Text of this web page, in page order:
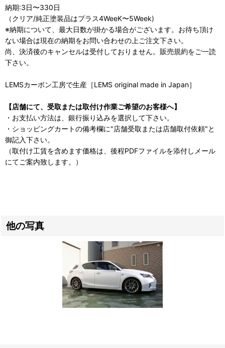
納期:3日〜330日
（クリア/純正塗装品はプラス4WeeK〜5Week)
※納期について、最大日数が掛かる場合がございます。お待ち頂け
ない場合は現在の納期をお問い合わせの上ご注文下さい。
尚、決済後のキャンセルは受付しておりません。 販売規約をご一読
下さい。
LEMSカーボン工房で生産［LEMS original made ​​in Japan］
【店舗にて、受取または取付け作業ご希望のお客様へ】
・お支払い方法は、銀行振り込みを選択して下さい。
・ショッピングカートの備考欄に"店舗受取または店舗取付依頼"と
御記入下さい。
（取付け工賃を含めます価格は、後程PDFファイルを添付しメール
にてご案内致します。）
他の写真